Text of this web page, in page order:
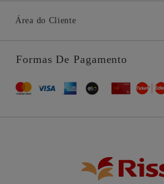
Área do Cliente
Formas De Pagamento